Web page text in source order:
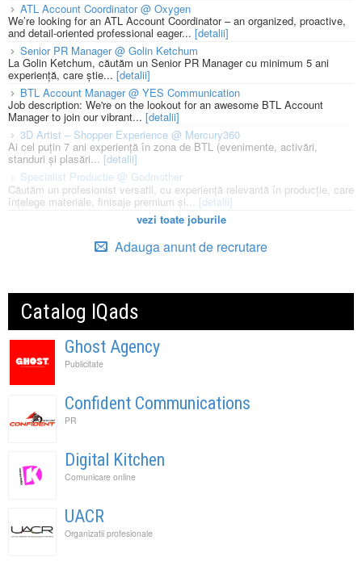
ATL Account Coordinator @ Oxygen
We’re looking for an ATL Account Coordinator – an organized, proactive,
and detail-oriented professional eager... [detalii]
Senior PR Manager @ Golin Ketchum
La Golin Ketchum, căutăm un Senior PR Manager cu minimum 5 ani
experiență, care știe... [detalii]
BTL Account Manager @ YES Communication
Job description: We're on the lookout for an awesome BTL Account
Manager to join our vibrant... [detalii]
3D Artist – Shopper Experience @ Mercury360
Ai cel puțin 7 ani experiență în zona de BTL (evenimente, activări,
standuri și plasări... [detalii]
Specialist Productie @ Godmother
Căutăm un profesionist versatil, cu experiență relevantă în producție, care
înțelege materiale, finisaje premium și... [detalii]
vezi toate joburile
Adauga anunt de recrutare
Catalog IQads
Ghost Agency
Publicitate
Confident Communications
PR
Digital Kitchen
Comunicare online
UACR
Organizatii profesionale